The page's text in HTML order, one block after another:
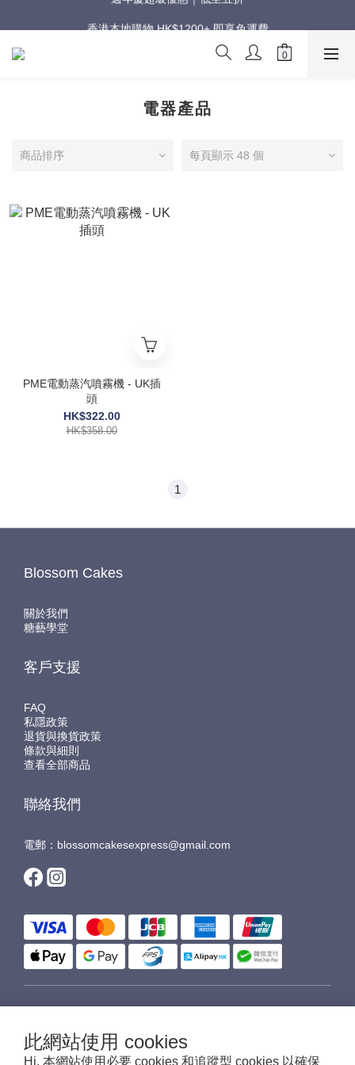
此網站使用 cookies
Hi, 本網站使用必要 cookies 和追蹤型 cookies 以確保
香港本地購物 HK$1200+ 即享免運費
週年慶超級優惠｜低至五折
電器產品
商品排序 每頁顯示 48 個
PME電動蒸汽噴霧機 - UK插
頭
HK$322.00
HK$358.00
1
Blossom Cakes
關於我們
糖藝學堂
客戶支援
FAQ
私隱政策
退貨與換貨政策
條款與細則
查看全部商品
聯絡我們
電郵：blossomcakesexpress@gmail.com